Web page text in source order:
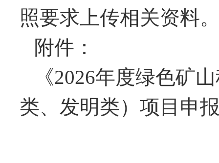
照要求上传相关资料
附件：
《2026年度绿色矿
类、发明类）项目申